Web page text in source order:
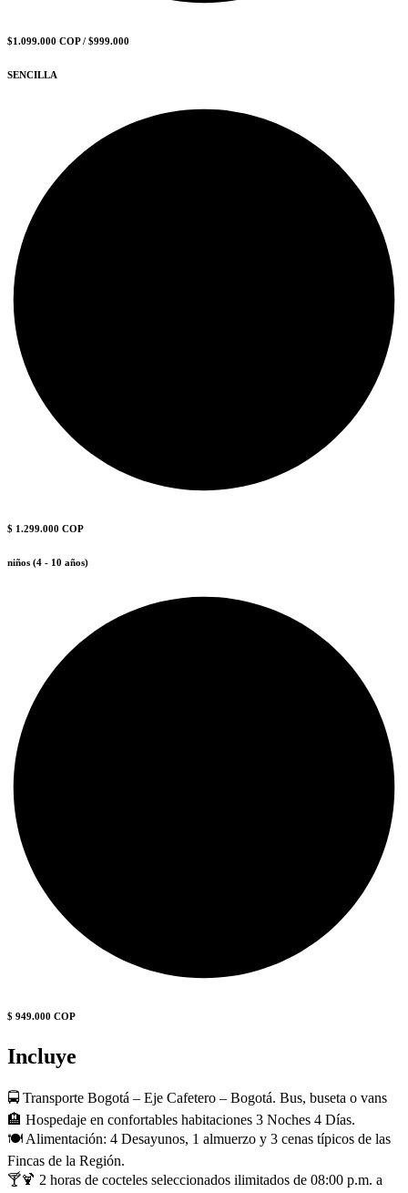
$1.099.000 COP / $999.000
SENCILLA
$ 1.299.000 COP
niños (4 - 10 años)
$ 949.000 COP
Incluye
🚍 Transporte Bogotá – Eje Cafetero – Bogotá. Bus, buseta o vans
🏨 Hospedaje en confortables habitaciones 3 Noches 4 Días.
🍽 Alimentación: 4 Desayunos, 1 almuerzo y 3 cenas típicos de las
Fincas de la Región.
🍸🍹 2 horas de cocteles seleccionados ilimitados de 08:00 p.m. a